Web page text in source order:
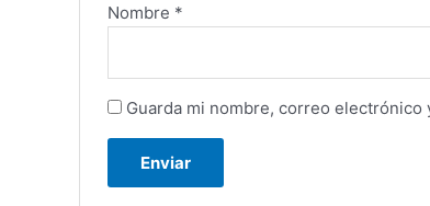
Nombre *
Guarda mi nombre, correo